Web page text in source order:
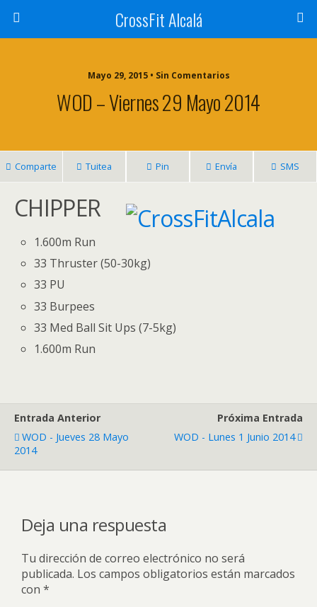
CrossFit Alcalá
Mayo 29, 2015 • Sin Comentarios
WOD – Viernes 29 Mayo 2014
Comparte Tuitea Pin Envía SMS
CHIPPER
1.600m Run
33 Thruster (50-30kg)
33 PU
33 Burpees
33 Med Ball Sit Ups (7-5kg)
1.600m Run
Entrada Anterior
WOD - Jueves 28 Mayo
2014
Próxima Entrada
WOD - Lunes 1 Junio 2014
Deja una respuesta
Tu dirección de correo electrónico no será
publicada. Los campos obligatorios están marcados
con *